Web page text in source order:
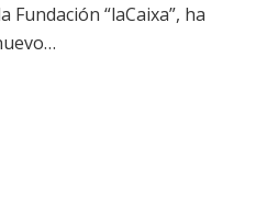
Fundación “laCaixa”, ha